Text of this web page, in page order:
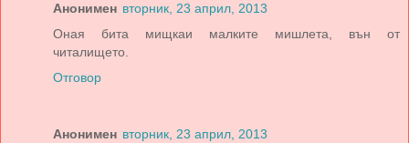
Анонимен вторник, 23 април, 2013
Оная бита мищкаи малките мишлета, вън от
читалището.
Отговор
Анонимен вторник, 23 април, 2013